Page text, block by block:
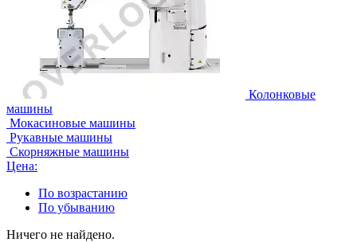
Колонковые
машины
Мокасиновые машины
Рукавные машины
Скорняжные машины
Цена:
По возрастанию
По убыванию
Ничего не найдено.